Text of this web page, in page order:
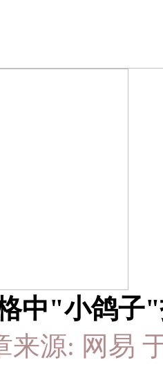
中"小鸽子
来源: 网易